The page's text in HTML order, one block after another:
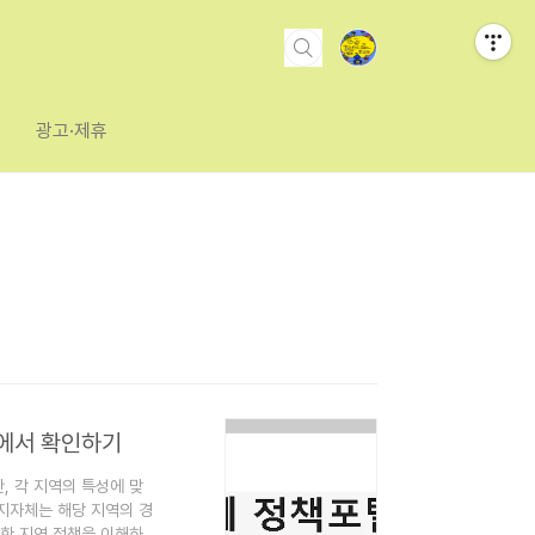
광고·제휴
확인하기
, 각 지역의 특성에 맞
자체는 해당 지역의 경